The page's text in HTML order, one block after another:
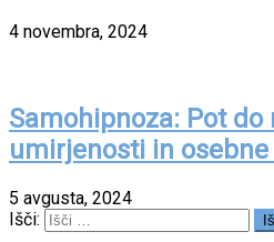
4 novembra, 2024
Samohipnoza: Pot do
umirjenosti in
5 avgusta, 2024
Išči: